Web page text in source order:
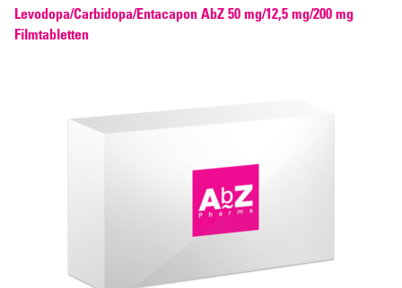
Levodopa/Carbidopa/Entacapon AbZ 50 mg/12,5 mg/200 mg
Filmtabletten